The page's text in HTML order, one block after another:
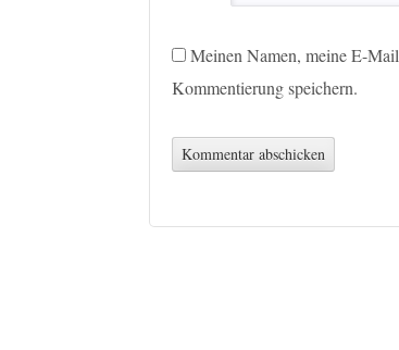
Meinen Namen, meine E-
Kommentierung speichern.